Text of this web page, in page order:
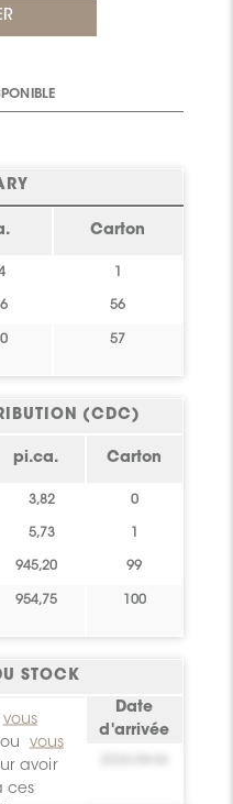
Carton
56
57
(CDC)
pi.ca. Carton
3,82 0
5,73
945,20 99
954,75 100
STOCK
nt
Date
d'arrivée
toi un
vous
ou
vous
avoir
ces